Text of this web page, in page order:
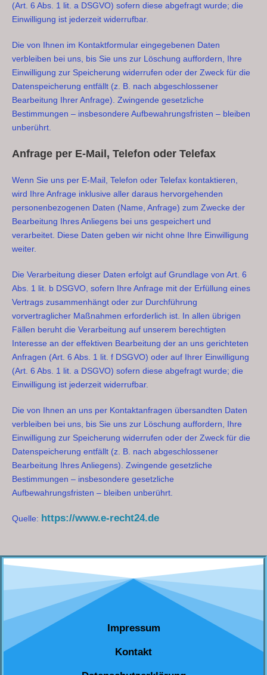
(Art. 6 Abs. 1 lit. a DSGVO) sofern diese abgefragt wurde; die
Einwilligung ist jederzeit widerrufbar.
Die von Ihnen im Kontaktformular eingegebenen Daten
verbleiben bei uns, bis Sie uns zur Löschung auffordern, Ihre
Einwilligung zur Speicherung widerrufen oder der Zweck für die
Datenspeicherung entfällt (z. B. nach abgeschlossener
Bearbeitung Ihrer Anfrage). Zwingende gesetzliche
Bestimmungen – insbesondere Aufbewahrungsfristen – bleiben
unberührt.
Anfrage per E-Mail, Telefon oder Telefax
Wenn Sie uns per E-Mail, Telefon oder Telefax kontaktieren,
wird Ihre Anfrage inklusive aller daraus hervorgehenden
personenbezogenen Daten (Name, Anfrage) zum Zwecke der
Bearbeitung Ihres Anliegens bei uns gespeichert und
verarbeitet. Diese Daten geben wir nicht ohne Ihre Einwilligung
weiter.
Die Verarbeitung dieser Daten erfolgt auf Grundlage von Art. 6
Abs. 1 lit. b DSGVO, sofern Ihre Anfrage mit der Erfüllung eines
Vertrags zusammenhängt oder zur Durchführung
vorvertraglicher Maßnahmen erforderlich ist. In allen übrigen
Fällen beruht die Verarbeitung auf unserem berechtigten
Interesse an der effektiven Bearbeitung der an uns gerichteten
Anfragen (Art. 6 Abs. 1 lit. f DSGVO) oder auf Ihrer Einwilligung
(Art. 6 Abs. 1 lit. a DSGVO) sofern diese abgefragt wurde; die
Einwilligung ist jederzeit widerrufbar.
Die von Ihnen an uns per Kontaktanfragen übersandten Daten
verbleiben bei uns, bis Sie uns zur Löschung auffordern, Ihre
Einwilligung zur Speicherung widerrufen oder der Zweck für die
Datenspeicherung entfällt (z. B. nach abgeschlossener
Bearbeitung Ihres Anliegens). Zwingende gesetzliche
Bestimmungen – insbesondere gesetzliche
Aufbewahrungsfristen – bleiben unberührt.
Quelle: https://www.e-recht24.de
Impressum
Kontakt